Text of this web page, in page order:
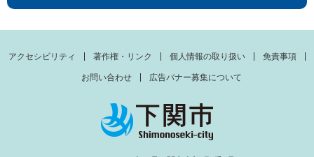
アクセシビリティ 著作権・リンク 個人情報の取り扱い 免責事項
お問い合わせ 広告バナー募集について